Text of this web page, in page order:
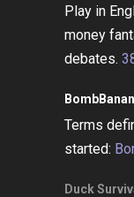
Play in
money
debates.
Terms
started:
Duck